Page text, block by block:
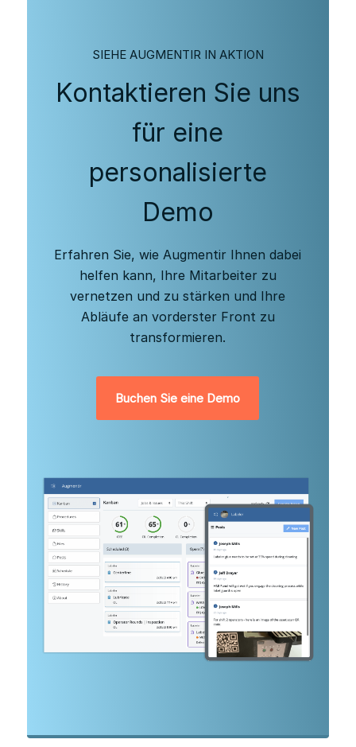
SIEHE AUGMENTIR IN AKTION
Kontaktieren Sie uns
für eine
personalisierte
Demo
Erfahren Sie, wie Augmentir Ihnen dabei
helfen kann, Ihre Mitarbeiter zu
vernetzen und zu stärken und Ihre
Abläufe an vorderster Front zu
transformieren.
Buchen Sie eine Demo